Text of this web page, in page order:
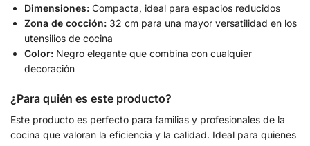
Dimensiones: Compacta, ideal para espacios reducidos
Zona de cocción: 32 cm para una mayor versatilidad en los
utensilios de cocina
Color: Negro elegante que combina con cualquier
decoración
¿Para quién es este producto?
Este producto es perfecto para familias y profesionales de la
cocina que valoran la eficiencia y la calidad. Ideal para quienes